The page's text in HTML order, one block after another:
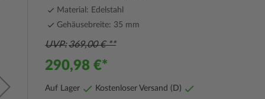
Material: Edelstahl
Gehäusebreite: 35 mm
UVP 369,00 €
290,98 €
Auf Lager Kostenloser Versand (D)